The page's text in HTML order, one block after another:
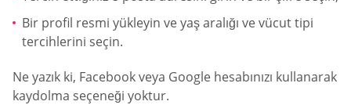
Bir profil resmi yükleyin ve yaş aralığı ve vücut tipi
tercihlerini seçin.
Ne yazık ki, Facebook veya Google hesabınızı kullanarak
kaydolma seçeneği yoktur.